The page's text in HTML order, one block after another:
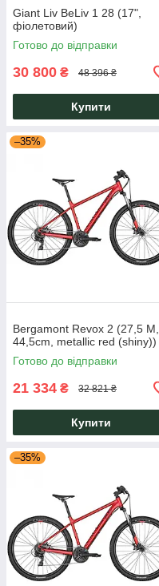
Giant Liv BeLiv 1 28 (17",
фіолетовий)
Готово до відправки
30 800 ₴ 48 396 ₴
Купити
–35%
Bergamont Revox 2 (27,5 M,
44,5cm, metallic red (shiny))
Готово до відправки
21 334 ₴ 32 821 ₴
Купити
–35%